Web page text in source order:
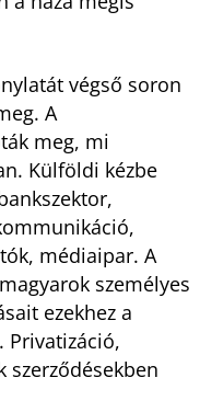
végső soron
A
meg, mi
Külföldi kézbe
médiaipar. A
személyes
ezekhez a
Privatizáció,
szerződésekben